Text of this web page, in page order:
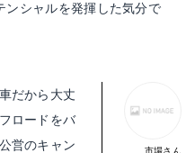
ンシャルを発揮した気分で
だから大丈
ロードをバ
営のキャン